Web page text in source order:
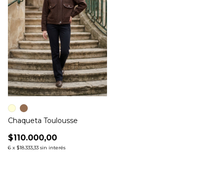
Chaqueta Toulousse
$110.000,00
6 x $18.333,33 sin interés